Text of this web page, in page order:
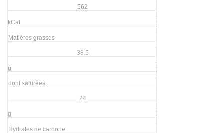
562
kCal
Matières grasses
38.5
g
dont saturées
24
g
Hydrates de carbone